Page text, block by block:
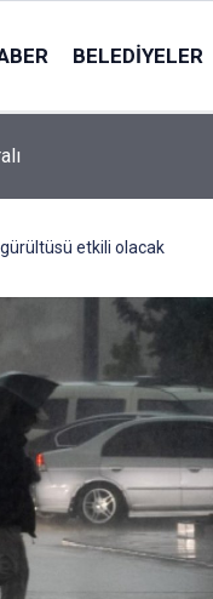
BELEDIYELER
etkili olacak